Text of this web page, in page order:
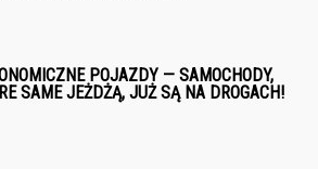
POJAZDY — SAMOCHODY,
SAME JEŻDŻĄ, JUŻ SĄ NA DROGACH!